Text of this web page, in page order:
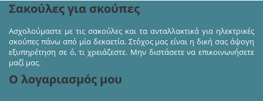
Σακούλες για σκούπες
Ασχολούμαστε με τις σακούλες και τα ανταλλακτικά για ηλεκτρικές
σκούπες πάνω από μία δεκαετία. Στόχος μας είναι η δική σας άψογη
εξυπηρέτηση σε ό, τι χρειάζεστε. Μην διστάσετε να επικοινωνήσετε
μαζί μας.
Ο λογαριασμός μου